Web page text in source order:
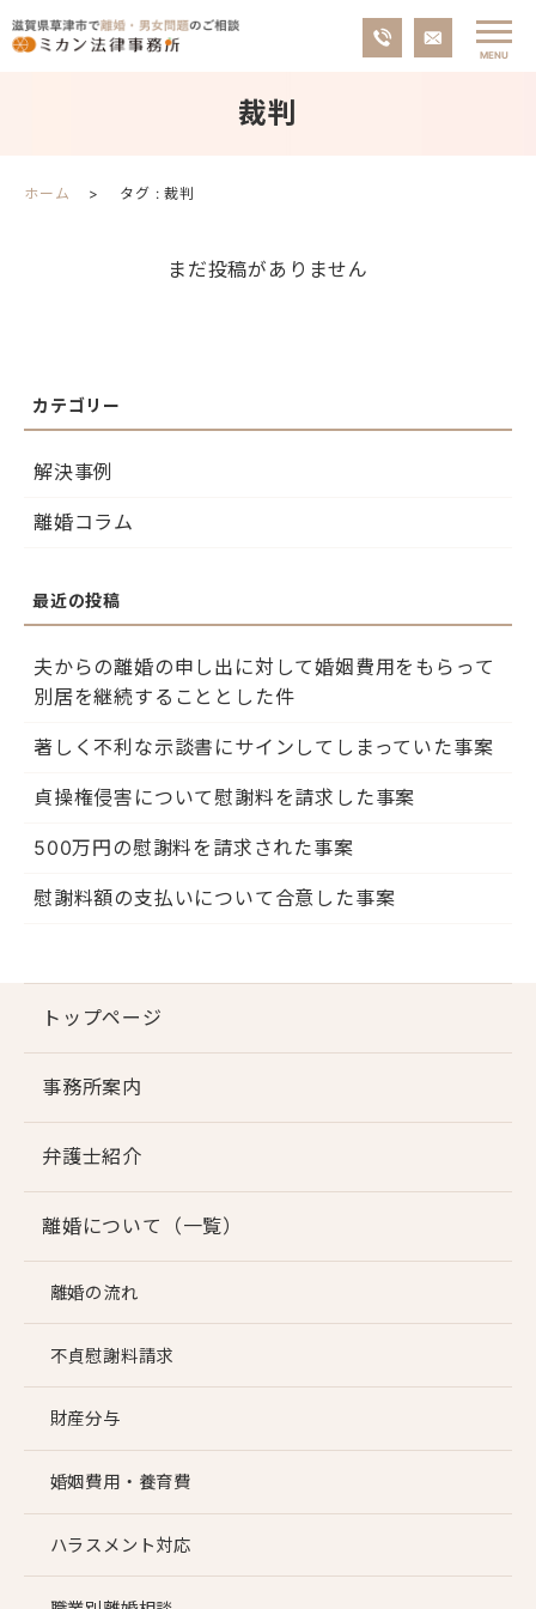
裁判
ホーム タグ : 裁判
まだ投稿がありません
解決事例
離婚コラム
夫からの離婚の申し出に対して婚姻費用をもらって
別居を継続することとした件
著しく不利な示談書にサインしてしまっていた事案
貞操権侵害について慰謝料を請求した事案
500万円の慰謝料を請求された事案
慰謝料額の支払いについて合意した事案
トップページ
事務所案内
弁護士紹介
離婚について（一覧）
離婚の流れ
不貞慰謝料請求
財産分与
婚姻費用・養育費
ハラスメント対応